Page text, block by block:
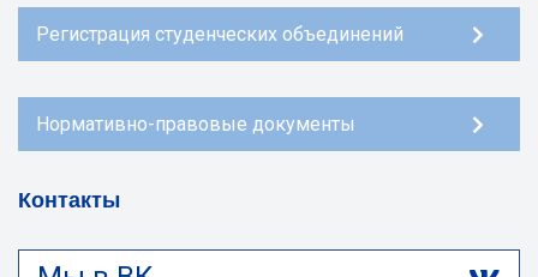
Регистрация студенческих объединений
Нормативно-правовые документы
Контакты